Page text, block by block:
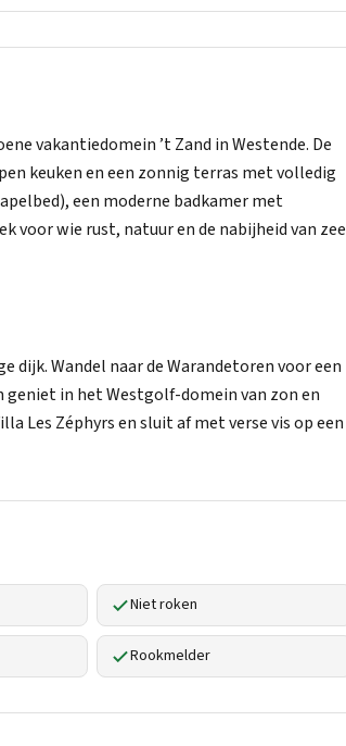
vakantiedomein ’t Zand in Westende. De
keuken en een zonnig terras met volledig
een moderne badkamer met
voor wie rust, natuur en de nabijheid van zee
dijk. Wandel naar de Warandetoren voor een
in het Westgolf-domein van zon en
Les Zéphyrs en sluit af met verse vis op een
Niet roken
Rookmelder